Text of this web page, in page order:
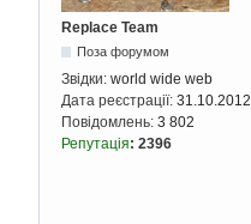
Replace Team
Поза форумом
Звідки: world wide web
Дата реєстрації: 31.10.2012
Повідомлень: 3 802
Репутація: 2396